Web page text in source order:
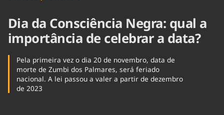
Dia da Consciência Negra: qual a
importância de celebrar a data?
Pela primeira vez o dia 20 de novembro, data de
morte de Zumbi dos Palmares, será feriado
nacional. A lei passou a valer a partir de dezembro
de 2023